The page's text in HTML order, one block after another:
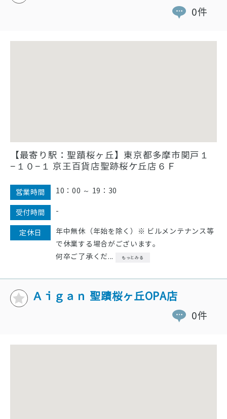
0件
【最寄り駅：聖蹟桜ヶ丘】東京都多摩市関戸１
−１０−１ 京王百貨店聖跡桜ケ丘店６Ｆ
営業時間 10：00 ～ 19：30
受付時間 -
定休日
年中無休（年始を除く）※ ビルメンテナンス等
で休業する場合がございます。
何卒ご了承くだ...
もっとみる
Ａｉｇａｎ 聖蹟桜ヶ丘OPA店
0件